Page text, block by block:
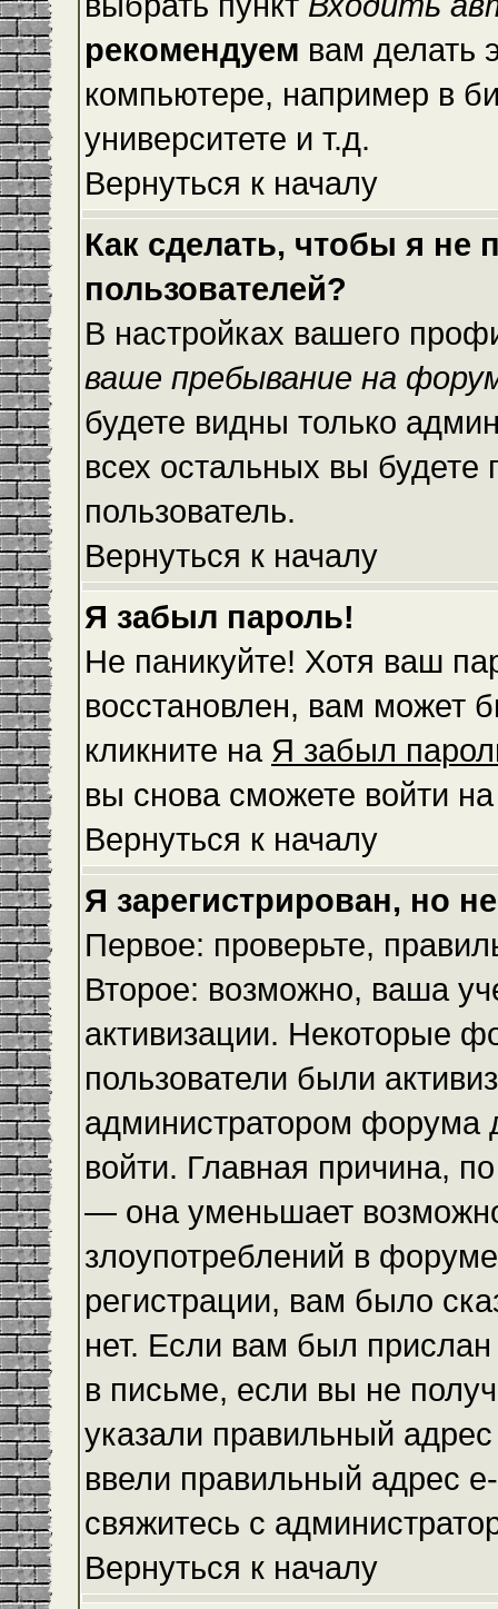
рекомендуем вам делать
компьютере, например в
университете и т.д.
Вернуться к началу
Как сделать, чтобы я не
пользователей?
В настройках вашего
ваше пребывание на
будете видны только
всех остальных вы будете
пользователь.
Вернуться к началу
Я забыл пароль!
Не паникуйте! Хотя ваш
восстановлен, вам может
кликните на Я забыл
вы снова сможете войти
Вернуться к началу
Я зарегистрирован, но
Первое: проверьте,
Второе: возможно, ваша
активизации. Некоторые
пользователи были
администратором форума
войти. Главная причина,
— она уменьшает
злоупотреблений в
регистрации, вам было
нет. Если вам был
в письме, если вы не
указали правильный
ввели правильный адрес
свяжитесь с
Вернуться к началу